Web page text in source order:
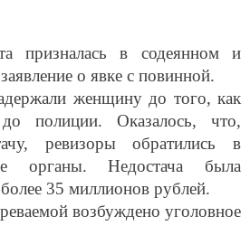
о явке с повинной.
женщину до того, как
полиции. Оказалось, что,
ревизоры обратились в
органы. Недостача была
35 миллионов рублей.
возбуждено уголовное
стражу.